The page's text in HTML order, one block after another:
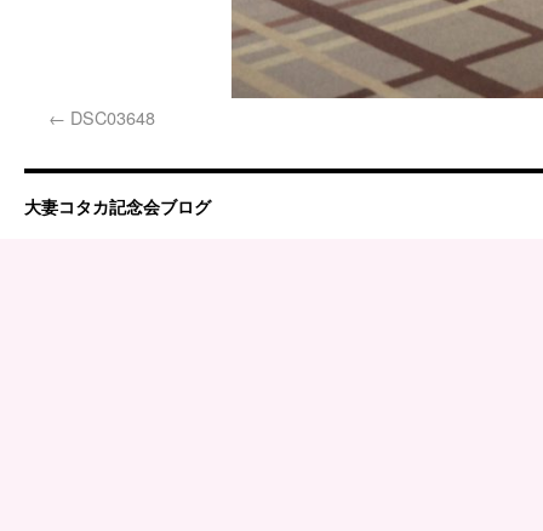
DSC03648
大妻コタカ記念会ブログ